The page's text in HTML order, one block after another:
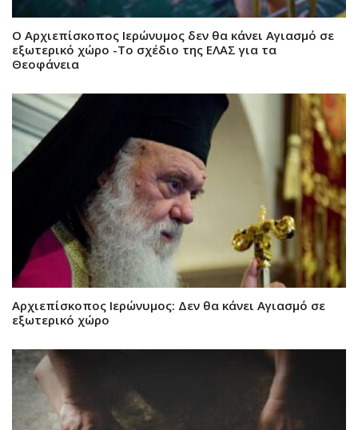
Ο Αρχιεπίσκοπος Ιερώνυμος δεν θα κάνει Αγιασμό σε
εξωτερικό χώρο -Το σχέδιο της ΕΛΑΣ για τα
Θεοφάνεια
Αρχιεπίσκοπος Ιερώνυμος: Δεν θα κάνει Αγιασμό σε
εξωτερικό χώρο